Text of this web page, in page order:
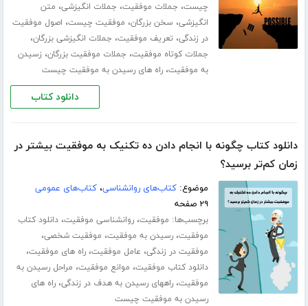
چیست، جملات موفقیت، جملات انگیزشی، متن
انگیزشی، سخن بزرگان، موفقیت چیست، اصول موفقیت
در زندگی، تعریف موفقیت، جملات انگیزشی بزرگان،
جملات کوتاه موفقیت، جملات موفقیت بزرگان، زسیدن
به موفقیت،راه های رسیدن به موفقیت چیست
دانلود کتاب
دانلود کتاب چگونه با انجام دادن ده تکنیک به موفقیت بیشتر در
زمان کم‌تر برسید؟
موضوع:کتاب‌های روانشناسی،کتاب‌های عمومی
۲۹ صفحه
برچسب‌ها: موفقیت،روانشناسی موفقیت،دانلود کتاب
موفقیت،رسیدن به موفقیت، موفقیت شخصی،
موفقیت در زندگی، عامل موفقیت،راه های موفقیت،
دانلود کتاب موفقیت، موانع موفقیت، مراحل رسیدن به
موفقیت،راههای رسیدن به هدف در زندگی،راه های
رسیدن به موفقیت چیست